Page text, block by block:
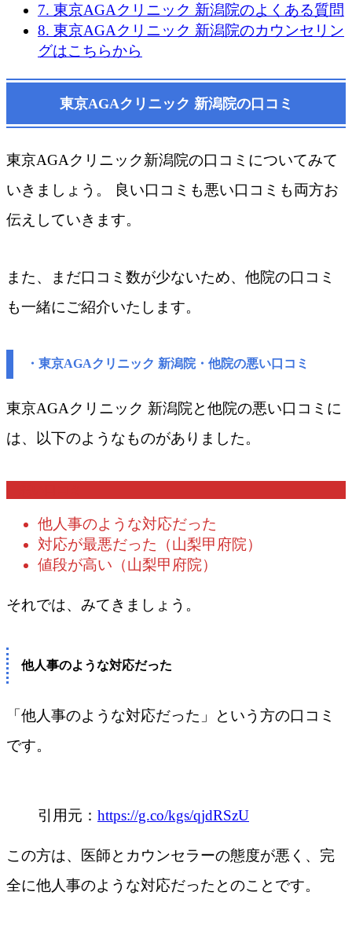
7. 東京AGAクリニック 新潟院のよくある質問
8. 東京AGAクリニック 新潟院のカウンセリン
グはこちらから
東京AGAクリニック 新潟院の口コミ
東京AGAクリニック新潟院の口コミについてみて
いきましょう。 良い口コミも悪い口コミも両方お
伝えしていきます。
また、まだ口コミ数が少ないため、他院の口コミ
も一緒にご紹介いたします。
・東京AGAクリニック 新潟院・他院の悪い口コミ
東京AGAクリニック 新潟院​と他院の悪い口コミに
は、以下のようなものがありました。
他人事のような対応だった
対応が最悪だった（山梨甲府院）
値段が高い（山梨甲府院）
それでは、みてきましょう。
他人事のような対応だった
「他人事のような対応だった」という方の口コミ
です。
引用元： https://g.co/kgs/qjdRSzU
この方は、医師とカウンセラーの態度が悪く、完
全に他人事のような対応だったとのことです。